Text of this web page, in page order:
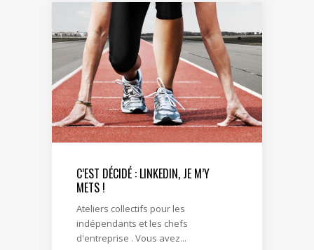
C’EST DÉCIDÉ : LINKEDIN, JE M’Y
METS !
Ateliers collectifs pour les
indépendants et les chefs
d'entreprise . Vous avez...